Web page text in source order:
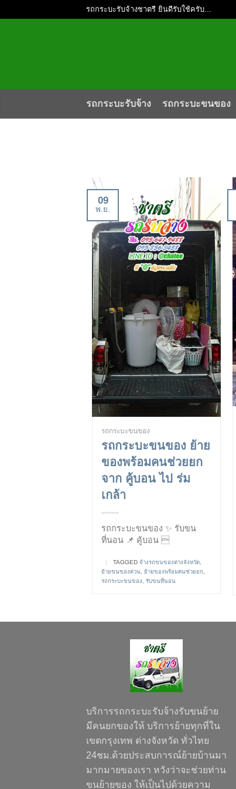
รถกระบะรับจ้างชาตรี ยินดีรับใช้ครับ...
รถกระบะรับจ้าง รถกระบะขนของ
09
พ.ย.
รถกระบะขนของ
รถกระบะขนของ ย้าย
ของพร้อมคนช่วยยก
จาก คู้บอน ไป ร่ม
เกล้า
รถกระบะขนของ ✨ รับขน
ที่นอน 📌 คู้บอน 
TAGGED จ้างรถขนของต่างจังหวัด,
ย้ายขนของด่วน, ย้ายของพร้อมคนช่วยยก,
รถกระบะขนของ, รับขนที่นอน
บริการรถกระบะรับจ้างรับขนย้าย
มีคนยกของให้ บริการย้ายทุกที่ใน
เขตกรุงเทพ ต่างจังหวัด ทั่วไทย
24ชม.ด้วยประสบการณ์ย้ายบ้านมา
มากมายของเรา หวังว่าจะช่วยท่าน
ขนย้ายของ ให้เป็นไปด้วยความ